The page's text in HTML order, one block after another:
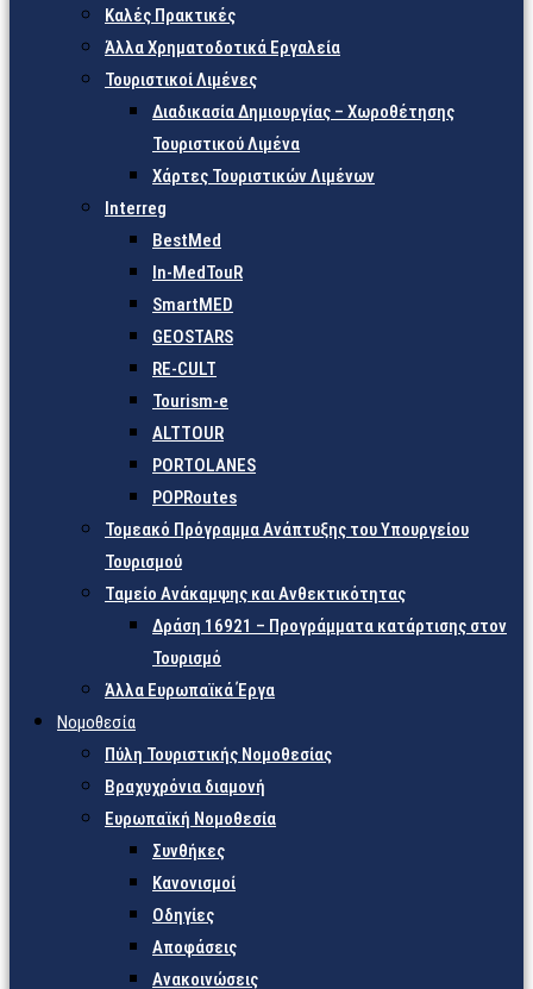
Καλές Πρακτικές
Άλλα Χρηματοδοτικά Εργαλεία
Τουριστικοί Λιμένες
Διαδικασία Δημιουργίας – Χωροθέτησης
Τουριστικού Λιμένα
Χάρτες Τουριστικών Λιμένων
Interreg
BestMed
In-MedTouR
SmartMED
GEOSTARS
RE-CULT
Tourism-e
ALTTOUR
PORTOLANES
POPRoutes
Τομεακό Πρόγραμμα Ανάπτυξης του Υπουργείου
Τουρισμού
Ταμείο Ανάκαμψης και Ανθεκτικότητας
Δράση 16921 – Προγράμματα κατάρτισης στον
Τουρισμό
Άλλα Ευρωπαϊκά Έργα
Νομοθεσία
Πύλη Τουριστικής Νομοθεσίας
Βραχυχρόνια διαμονή
Ευρωπαϊκή Νομοθεσία
Συνθήκες
Κανονισμοί
Οδηγίες
Αποφάσεις
Ανακοινώσεις